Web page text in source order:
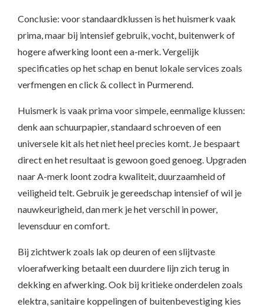
Conclusie: voor standaardklussen is het huismerk vaak
prima, maar bij intensief gebruik, vocht, buitenwerk of
hogere afwerking loont een a-merk. Vergelijk
specificaties op het schap en benut lokale services zoals
verfmengen en click & collect in Purmerend.
Huismerk is vaak prima voor simpele, eenmalige klussen:
denk aan schuurpapier, standaard schroeven of een
universele kit als het niet heel precies komt. Je bespaart
direct en het resultaat is gewoon goed genoeg. Upgraden
naar A-merk loont zodra kwaliteit, duurzaamheid of
veiligheid telt. Gebruik je gereedschap intensief of wil je
nauwkeurigheid, dan merk je het verschil in power,
levensduur en comfort.
Bij zichtwerk zoals lak op deuren of een slijtvaste
vloerafwerking betaalt een duurdere lijn zich terug in
dekking en afwerking. Ook bij kritieke onderdelen zoals
elektra, sanitaire koppelingen of buitenbevestiging kies